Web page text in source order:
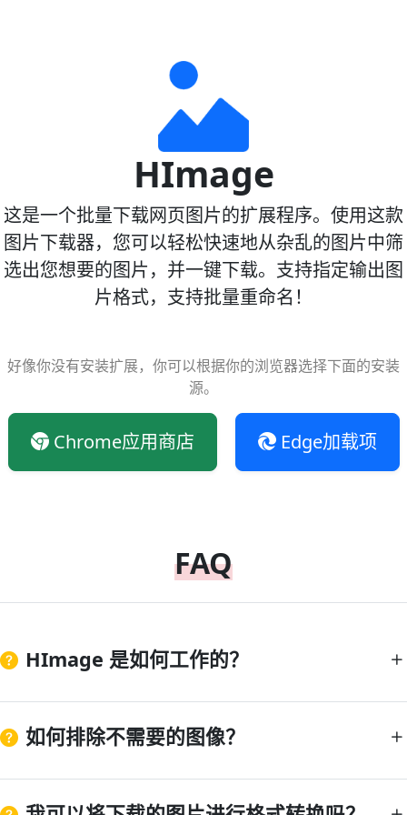
HImage
这是一个批量下载网页图片的扩展程序。使用这款
图片下载器，您可以轻松快速地从杂乱的图片中筛
选出您想要的图片，并一键下载。支持指定输出图
片格式，支持批量重命名！
好像你没有安装扩展，你可以根据你的浏览器选择下面的安装
源。
Chrome应用商店 Edge加载项
FAQ
HImage 是如何工作的？
如何排除不需要的图像？